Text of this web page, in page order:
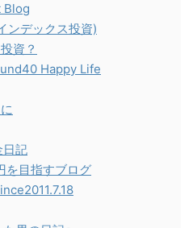
Blog
ンデックス投資)
資？
Happy Life
記
を目指すブログ